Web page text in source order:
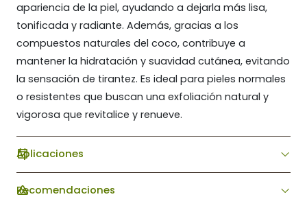
apariencia de la piel, ayudando a dejarla más lisa,
tonificada y radiante. Además, gracias a los
compuestos naturales del coco, contribuye a
mantener la hidratación y suavidad cutánea, evitando
la sensación de tirantez. Es ideal para pieles normales
o resistentes que buscan una exfoliación natural y
vigorosa que revitalice y renueve.
Aplicaciones
Recomendaciones